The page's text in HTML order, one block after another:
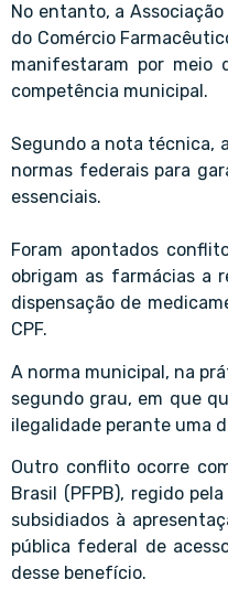
No entanto, a
do Comércio
manifestaram por meio
competência municipal.
Segundo a nota técnica,
normas federais para
essenciais.
Foram apontados
obrigam as farmácias a
dispensação de
CPF.
A norma municipal, na
segundo grau, em que
ilegalidade perante uma
Outro conflito ocorre
Brasil (PFPB), regido
subsidiados à
pública federal de
desse benefício.